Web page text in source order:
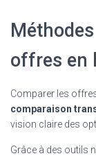
offres en
Comparer les
comparaison
vision claire des
Grâce à des outils